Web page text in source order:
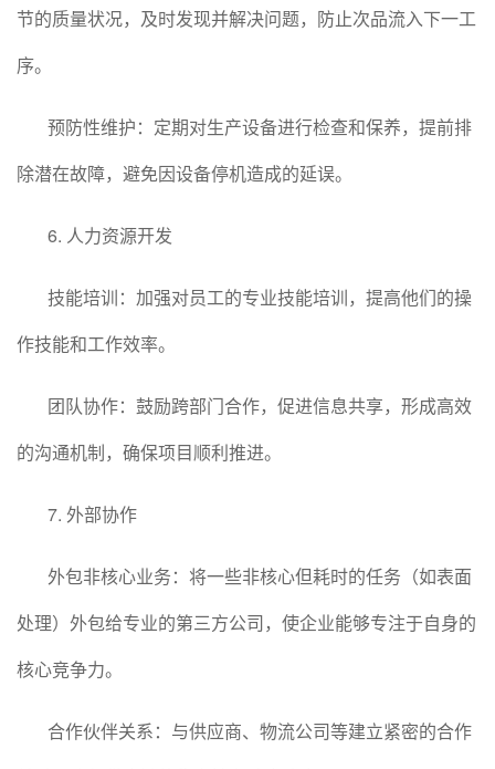
节的质量状况，及时发现并解决问题，防止次品流入下一工
序。
预防性维护：定期对生产设备进行检查和保养，提前排
除潜在故障，避免因设备停机造成的延误。
6. 人力资源开发
技能培训：加强对员工的专业技能培训，提高他们的操
作技能和工作效率。
团队协作：鼓励跨部门合作，促进信息共享，形成高效
的沟通机制，确保项目顺利推进。
7. 外部协作
外包非核心业务：将一些非核心但耗时的任务（如表面
处理）外包给专业的第三方公司，使企业能够专注于自身的
核心竞争力。
合作伙伴关系：与供应商、物流公司等建立紧密的合作